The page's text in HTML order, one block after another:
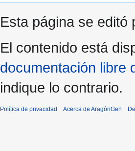
Esta página se editó
El contenido está
documentación libre
indique lo contrario.
Política de privacidad Acerca de AragónGen